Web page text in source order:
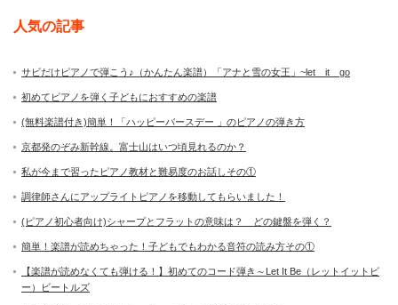
人気の記事
サビだけピアノで弾こう♪（かんたん楽譜）「アナと雪の女王」~let it go
初めてピアノを弾く子どもにおすすめの楽譜
(無料楽譜付き)簡単！「ハッピーバースデー 」のピアノの弾き方
京都発のぞみ新幹線。富士山はいつ頃見れるのか？
私が今まで習ったピアノ教材と難易度のお話しその①
調律師さんにアップライトピアノを移動してもらいました！
(ピアノ初心者向け)シャープとフラットの意味は？ どの鍵盤を弾く？
簡単！楽譜が読めちゃった！子どもでもわかる音符の読み方その①
【楽譜が読めなくても弾ける！】初めてのコード弾き～Let It Be（レットイットビ
ー）ビートルズ